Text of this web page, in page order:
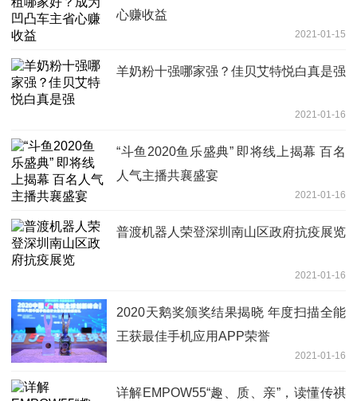
心赚收益
2021-01-15
羊奶粉十强哪家强？佳贝艾特悦白真是强
2021-01-16
“斗鱼2020鱼乐盛典” 即将线上揭幕 百名
人气主播共襄盛宴
2021-01-16
普渡机器人荣登深圳南山区政府抗疫展览
2021-01-16
2020天鹅奖颁奖结果揭晓 年度扫描全能
王获最佳手机应用APP荣誉
2021-01-16
详解EMPOW55“趣、质、亲”，读懂传祺